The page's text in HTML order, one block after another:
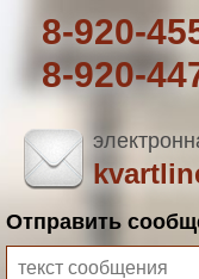
8-920-
8-920-
Отправить